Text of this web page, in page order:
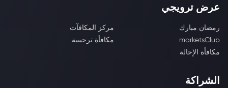
عرض ترويجي
رمضان مبارك
مركز المكافآت
marketsClub
مكافأة ترحيبية
مكافأة الإحالة
الشراكة